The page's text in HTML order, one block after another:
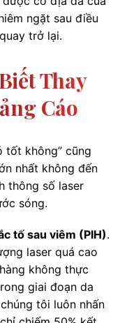
ngặt sau điều
trở lại.
Thay
Cáo
tốt không” cũng
nhất không đến
thông số laser
sóng.
tố sau viêm (PIH).
laser quá cao
không thực
giai đoạn da
tôi luôn nhấn